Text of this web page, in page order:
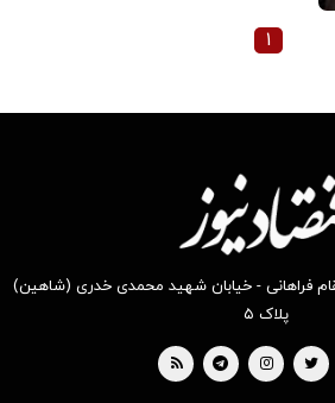
۱
فراهانی - خیابان شهید محمدی خدری (شاهین)
پلاک ۵